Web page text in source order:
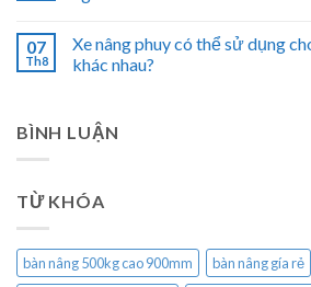
07
Th8
Xe nâng phuy có thể sử dụng
khác nhau?
BÌNH LUẬN
TỪ KHÓA
bàn nâng 500kg cao 900mm bàn nâng gía rẻ